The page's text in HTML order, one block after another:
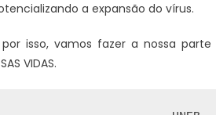
a expansão do vírus.
isso, vamos fazer a nossa parte
VIDAS.